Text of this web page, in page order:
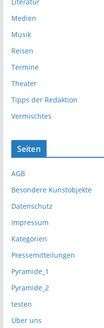
Literatur
Medien
Musik
Reisen
Termine
Theater
Tipps der Redaktion
Vermischtes
Seiten
AGB
Besondere Kunstobjekte
Datenschutz
Impressum
Kategorien
Pressemitteilungen
Pyramide_1
Pyramide_2
testen
Über uns